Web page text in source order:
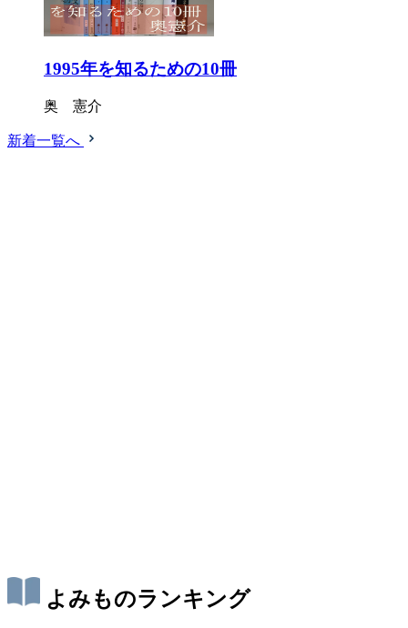
1995年を知るための10冊
奥 憲介
新着一覧へ
よみものランキング